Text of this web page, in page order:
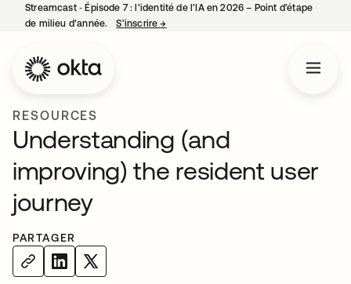
Streamcast ‑ Épisode 7 : l’identité de l’IA en 2026 – Point d’étape
de milieu d’année.
S’inscrire→
RESOURCES
Understanding (and
improving) the resident user
journey
PARTAGER